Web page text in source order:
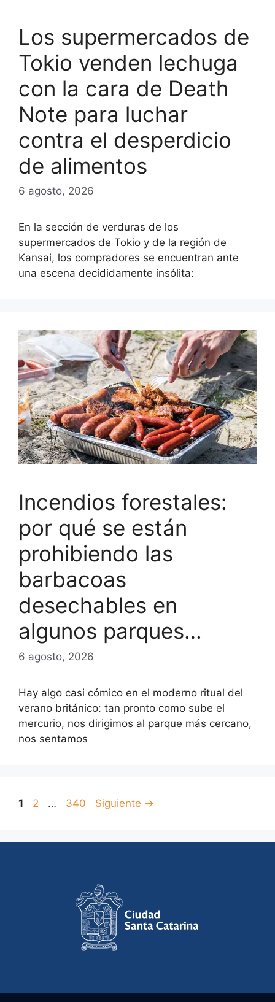
Los supermercados de
Tokio venden lechuga
con la cara de Death
Note para luchar
contra el desperdicio
de alimentos
6 agosto, 2026
En la sección de verduras de los
supermercados de Tokio y de la región de
Kansai, los compradores se encuentran ante
una escena decididamente insólita:
Incendios forestales:
por qué se están
prohibiendo las
barbacoas
desechables en
algunos parques…
6 agosto, 2026
Hay algo casi cómico en el moderno ritual del
verano británico: tan pronto como sube el
mercurio, nos dirigimos al parque más cercano,
nos sentamos
Página
1 Página
2 … Página
340 Siguiente →